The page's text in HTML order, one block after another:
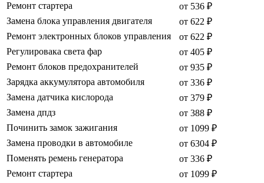
Ремонт стартера
от 536 ₽
Замена блока управления двигателя
от 622 ₽
Ремонт электронных блоков управления
от 622 ₽
Регулировака света фар
от 405 ₽
Ремонт блоков предохранителей
от 935 ₽
Зарядка аккумулятора автомобиля
от 336 ₽
Замена датчика кислорода
от 379 ₽
Замена дпдз
от 388 ₽
Починить замок зажигания
от 1099 ₽
Замена проводки в автомобиле
от 6304 ₽
Поменять ремень генератора
от 336 ₽
Ремонт стартера
от 1099 ₽